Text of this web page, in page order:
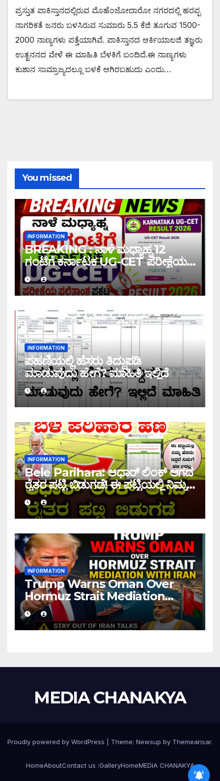
ಪ್ರಸ್ತುತ ಪಾಕಿಸ್ತಾನದಲ್ಲಿರುವ ಮೊಹೆಂಜೋದಾರೋ ನಗರದಲ್ಲಿ ಹರಪ್ಪ
ನಾಗರಿಕತೆ ಜನರು ಬಳಸಿರುವ ಸುಮಾರು 5.5 ಕೆಜಿ ತೂಗುವ 1500-
2000 ನಾಣ್ಯಗಳು ಪತ್ತೆಯಾಗಿವೆ. ಪಾಕಿಸ್ತಾನದ ಆರ್ಕಿಯಾಲಜಿ ತಜ್ಞರು
ಉತ್ಖನನದ ವೇಳೆ ಈ ಮಾಹಿತಿ ಬೆಳಕಿಗೆ ಬಂದಿದೆ.ಈ ನಾಣ್ಯಗಳು
ಕುಶಾನ ಸಾಮ್ರಾಜ್ಯದಲ್ಲೂ ಬಳಕೆ ಆಗಿರಬಹುದು ಎಂದು…
You missed
INFORMATION
BREAKING : ನಾಳೆ ಮಧ್ಯಾಹ್ನ 12
ಗಂಟೆಗೆ ಕರ್ನಾಟಕ UG-CET ಪರೀಕ್ಷೆಯ
ಫಲಿತಾಂಶ ಪ್ರಕಟ |UG-CET Result
2026
INFORMATION
ಪಹಣಿಯಲ್ಲಿ ಹೆಸರು ತಿದ್ದುಪಡಿ
ಮಾಡುವುದು ಹೇಗೆ? ಮಾಹಿತಿ ಇಲ್ಲಿದೆ
INFORMATION
Bele Parihara: ಆಧಾರ್ ಲಿಂಕ್ ಆಗದ
ರೈತರ ಪಟ್ಟಿ ಬಿಡುಗಡೆ! ಈ ಪಟ್ಟಿಯಲ್ಲಿ ನಿಮ್ಮ
ಹೆಸರು ಇದ್ದರೆ ನಿಮಗೆ ಹಣ ಜಮಾ ಆಗಲ್ಲ !
INFORMATION
Trump Warns Oman Over
Hormuz Strait Mediation
With Iran
MEDIA CHANAKYA
Proudly powered by WordPress Theme: Newsup by Themeansar.
HomeAboutContact us :GalleryHomeMEDIA CHANAKYA